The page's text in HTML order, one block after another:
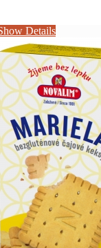
Details